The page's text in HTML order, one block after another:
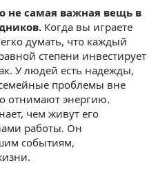
не самая важная вещь в
Когда вы играете
думать, что каждый
степени инвестирует
У людей есть надежды,
проблемы вне
отнимают энергию.
чем живут его
работы. Он
событиям,